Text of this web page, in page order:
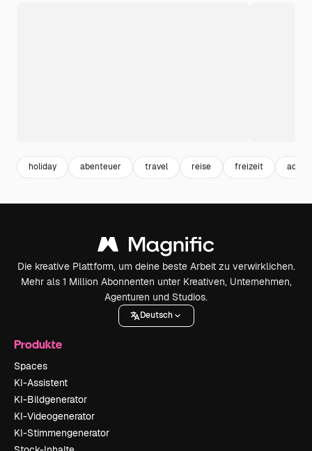
holiday abenteuer travel reise freizeit
Die kreative Plattform, um deine beste Arbeit zu verwirklichen.
Mehr als 1 Million Abonnenten unter Kreativen, Unternehmen,
Agenturen und Studios.
Deutsch
Produkte
Spaces
KI-Assistent
KI-Bildgenerator
KI-Videogenerator
KI-Stimmengenerator